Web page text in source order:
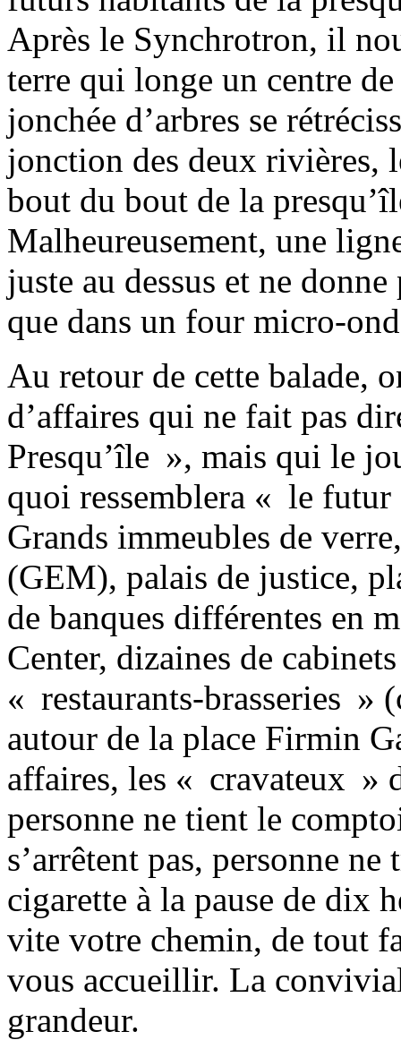
Après le Synchrotron, il
terre qui longe un centre
jonchée d’arbres se
jonction des deux rivières,
bout du bout de la
Malheureusement, une
juste au dessus et ne
que dans un four micro-
Au retour de cette balade,
d’affaires qui ne fait pas
Presqu’île », mais qui le
quoi ressemblera « le
Grands immeubles de
(GEM), palais de justice,
de banques différentes en
Center, dizaines de
« restaurants-brasseries »
autour de la place Firmin
affaires, les « cravateux »
personne ne tient le
s’arrêtent pas, personne
cigarette à la pause de dix
vite votre chemin, de tout
vous accueillir. La
grandeur.